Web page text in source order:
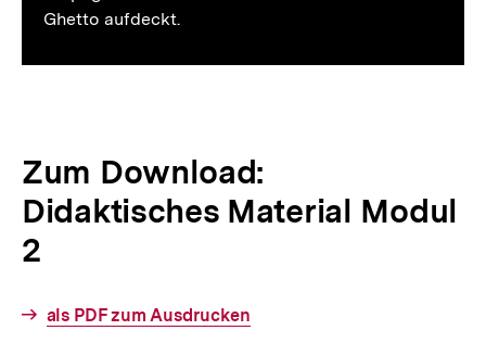
Ghetto aufdeckt.
Zum Download:
Didaktisches Material Modul
2
Interner
als PDF zum Ausdrucken